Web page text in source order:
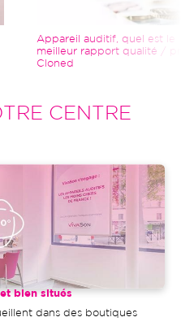
Appareil auditif, quel est le
meilleur rapport qualité /
Cloned
CENTRE
bien situés
dans des boutiques